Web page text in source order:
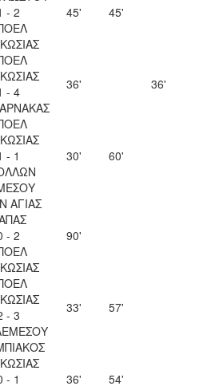
- 2
45' 45'
- 4
36' 36'
- 1
30' 60'
ΑΓΙΑΣ
- 2
90'
- 3
33' 57'
- 1
36' 54'